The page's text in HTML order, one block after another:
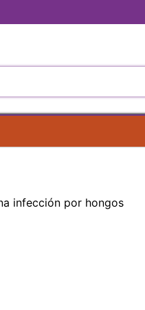
infección por hongos